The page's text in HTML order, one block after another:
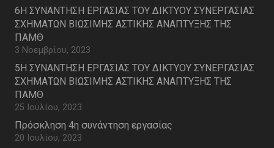
6Η ΣΥΝΑΝΤΗΣΗ ΕΡΓΑΣΙΑΣ ΤΟΥ ΔΙΚΤΥΟΥ ΣΥΝΕΡΓΑΣΙΑΣ
ΣΧΗΜΑΤΩΝ ΒΙΩΣΙΜΗΣ ΑΣΤΙΚΗΣ ΑΝΑΠΤΥΞΗΣ ΤΗΣ
ΠΑΜΘ
3 Νοεμβρίου, 2023
5Η ΣΥΝΑΝΤΗΣΗ ΕΡΓΑΣΙΑΣ ΤΟΥ ΔΙΚΤΥΟΥ ΣΥΝΕΡΓΑΣΙΑΣ
ΣΧΗΜΑΤΩΝ ΒΙΩΣΙΜΗΣ ΑΣΤΙΚΗΣ ΑΝΑΠΤΥΞΗΣ ΤΗΣ
ΠΑΜΘ
25 Ιουλίου, 2023
Πρόσκληση 4η συνάντηση εργασίας
20 Ιουλίου, 2023